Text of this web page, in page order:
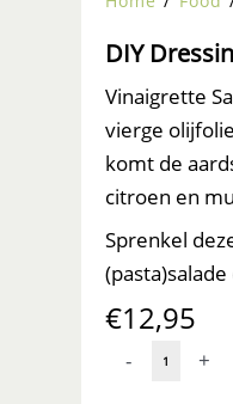
DIY
Vinaigrette
vierge
komt de
citroen en
Sprenkel
€12,95
- +